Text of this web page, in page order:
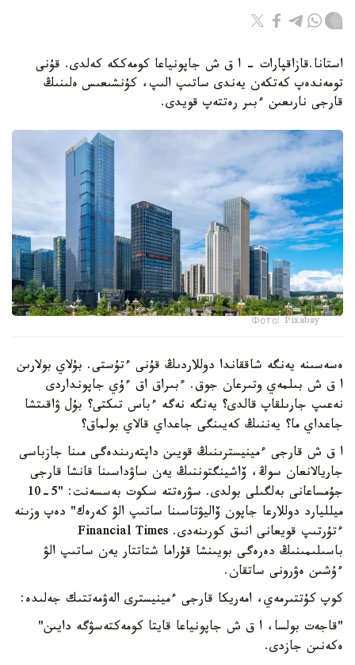
استانا.قازاقپارات - ا ق ش جاپونياعا كومەككە كەلدى. قۇنى
تومەندەپ كەتكەن يەندى ساتىپ الىپ، كۇنشىعىس ەلىنىڭ
قارجى نارىعىن ءبىر رەتتەپ قويدى.
Фото: Pixabay
ەسەسىنە يەنگە شاققاندا دوللاردىڭ قۇنى ءتۇستى. بۇلاي بولارىن
ا ق ش بىلمەي وتىرعان جوق. ءبىراق اق ءۇي جاپونداردى
نەعىپ جارىلقاپ قالدى؟ يەنگە نەگە ءباس تىكتى؟ بۇل ۋاقىتشا
جاعداي ما؟ يەننىڭ كەيىنگى جاعداي قالاي بولماق؟
ا ق ش قارجى ءمينيسترىنىڭ قويىن داپتەرىندەگى مىنا جازباسى
جاريالانعان سوڭ، ۆاشينگتوننىڭ يەن ساۋداسىنا قانشا قارجى
جۇمساعانى بەلگىلى بولدى. سۋرەتتە سكوت بەسسەنت: "5-10
ميلليارد دوللارعا جاپون ۆاليۋتاسىنا ساتىپ الۋ كەرەك" دەپ وزىنە
ءتۇرتىپ قويعانى انىق كورىنەدى. Financial Times
باسىلىمىنىڭ دەرەگى بويىنشا قۇراما شتاتتار يەن ساتىپ الۋ
ءۇشىن ەۋرونى ساتقان.
كوپ كۇتتىرمەي، امەريكا قارجى ءمينيسترى الەۋمەتتىك جەلىدە:
"قاجەت بولسا، ا ق ش جاپونياعا قايتا كومەكتەسۋگە دايىن"
ەكەنىن جازدى.